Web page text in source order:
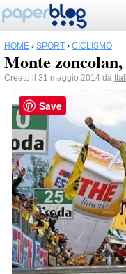
HOME › SPORT › CICLISMO
Monte
Creato il 31 maggio 2014 da
Save